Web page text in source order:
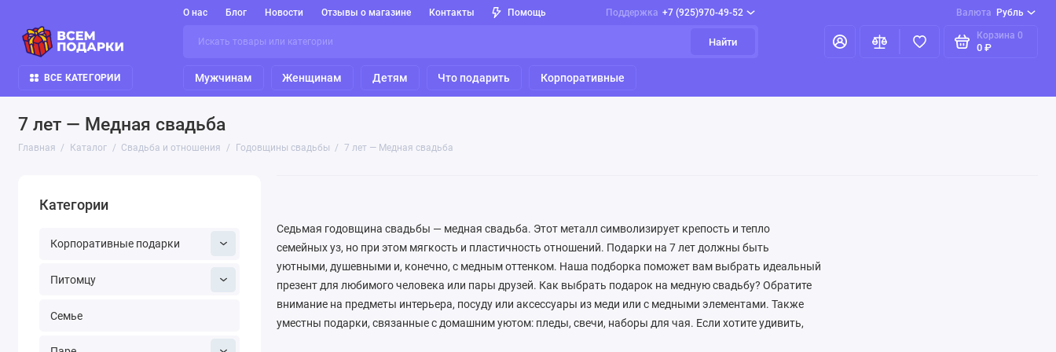
О нас Блог Новости Отзывы о магазине Контакты Помощь Поддержка +7 (925)970-49-52 Валюта Рубль
Найти
Корзина 0
0 ₽
ВСЕ КАТЕГОРИИ Мужчинам Женщинам Детям Что подарить Корпоративные
7 лет — Медная свадьба
Главная Каталог Свадьба и отношения Годовщины свадьбы 7 лет — Медная свадьба
Категории
Корпоративные подарки
Питомцу
Семье
Седьмая годовщина свадьбы — медная свадьба. Этот металл символизирует крепость и тепло
семейных уз, но при этом мягкость и пластичность отношений. Подарки на 7 лет должны быть
уютными, душевными и, конечно, с медным оттенком. Наша подборка поможет вам выбрать идеальный
презент для любимого человека или пары друзей. Как выбрать подарок на медную свадьбу? Обратите
внимание на предметы интерьера, посуду или аксессуары из меди или с медными элементами. Также
уместны подарки, связанные с домашним уютом: пледы, свечи, наборы для чая. Если хотите удивить,